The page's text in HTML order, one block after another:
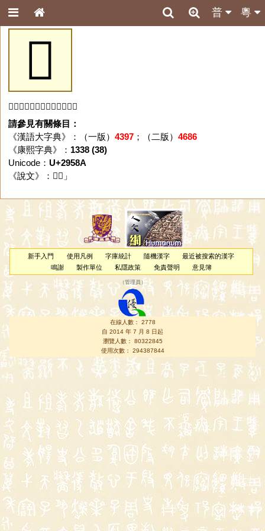
粵
普
𩖊
「𩖊」字未收錄於本資料庫。
請參見有關條目：
《漢語大字典》：（一版） 4397；（二版） 4686
《康熙字典》： 1338 (38)
Unicode： U+2958A
《說文》：「 𩖊 」
新手入門 使用凡例 字庫統計 隨機漢字
最近被搜索的漢字
鳴謝
製作單位 私隱政策 免責聲明 意見簿
（管理員 ）
在線人數： 2778
自 2014 年 7 月 8 日起
瀏覽人數： 80322845
使用次數： 294387844